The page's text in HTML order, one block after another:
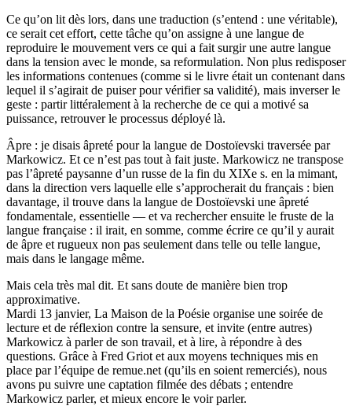
Ce qu’on lit dès lors, dans une traduction (s’entend : une véritable),
ce serait cet effort, cette tâche qu’on assigne à une langue de
reproduire le mouvement vers ce qui a fait surgir une autre langue
dans la tension avec le monde, sa reformulation. Non plus redisposer
les informations contenues (comme si le livre était un contenant dans
lequel il s’agirait de puiser pour vérifier sa validité), mais inverser le
geste : partir littéralement à la recherche de ce qui a motivé sa
puissance, retrouver le processus déployé là.
Âpre : je disais âpreté pour la langue de Dostoïevski traversée par
Markowicz. Et ce n’est pas tout à fait juste. Markowicz ne transpose
pas l’âpreté paysanne d’un russe de la fin du XIXe s. en la mimant,
dans la direction vers laquelle elle s’approcherait du français : bien
davantage, il trouve dans la langue de Dostoïevski une âpreté
fondamentale, essentielle — et va rechercher ensuite le fruste de la
langue française : il irait, en somme, comme écrire ce qu’il y aurait
de âpre et rugueux non pas seulement dans telle ou telle langue,
mais dans le langage même.
Mais cela très mal dit. Et sans doute de manière bien trop
approximative.
Mardi 13 janvier, La Maison de la Poésie organise une soirée de
lecture et de réflexion contre la sensure, et invite (entre autres)
Markowicz à parler de son travail, et à lire, à répondre à des
questions. Grâce à Fred Griot et aux moyens techniques mis en
place par l’équipe de remue.net (qu’ils en soient remerciés), nous
avons pu suivre une captation filmée des débats ; entendre
Markowicz parler, et mieux encore le voir parler.